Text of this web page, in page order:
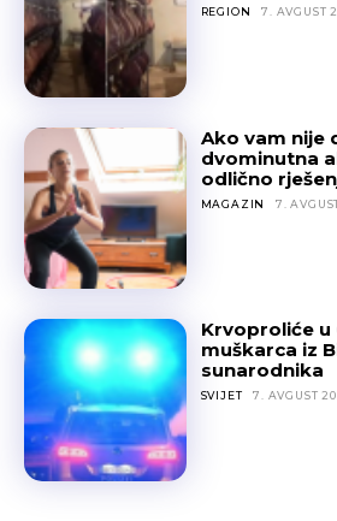
REGION 7. AVGUST
Ako vam nije
dvominutna
odlično
MAGAZIN 7.
Krvoproliće u
muškarca iz
sunarodnika
SVIJET 7. AVGUST